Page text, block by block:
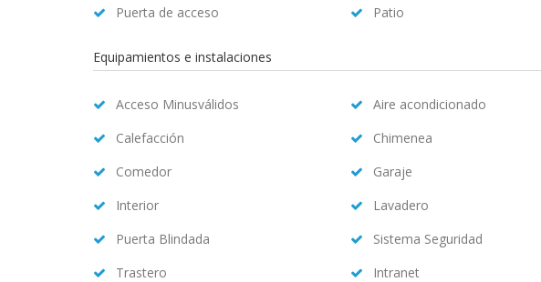
Puerta de acceso
Patio
Equipamientos e instalaciones
Acceso Minusválidos Aire acondicionado
Calefacción
Chimenea
Comedor
Garaje
Interior
Lavadero
Puerta Blindada
Sistema Seguridad
Trastero
Intranet